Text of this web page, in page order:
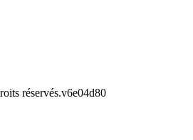
réservés.v6e04d80